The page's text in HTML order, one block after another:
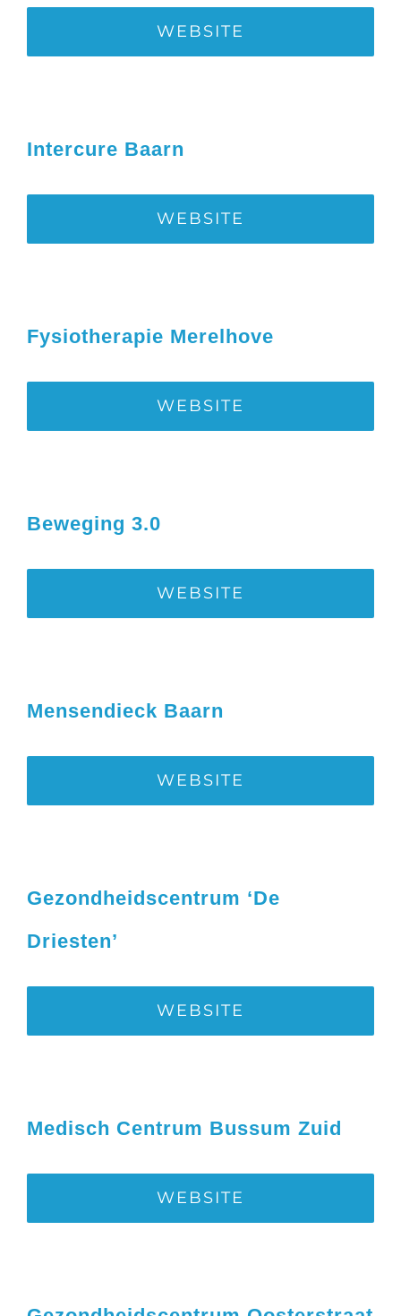
WEBSITE
Intercure Baarn
WEBSITE
Fysiotherapie Merelhove
WEBSITE
Beweging 3.0
WEBSITE
Mensendieck Baarn
WEBSITE
Gezondheidscentrum ‘De
Driesten’
WEBSITE
Medisch Centrum Bussum Zuid
WEBSITE